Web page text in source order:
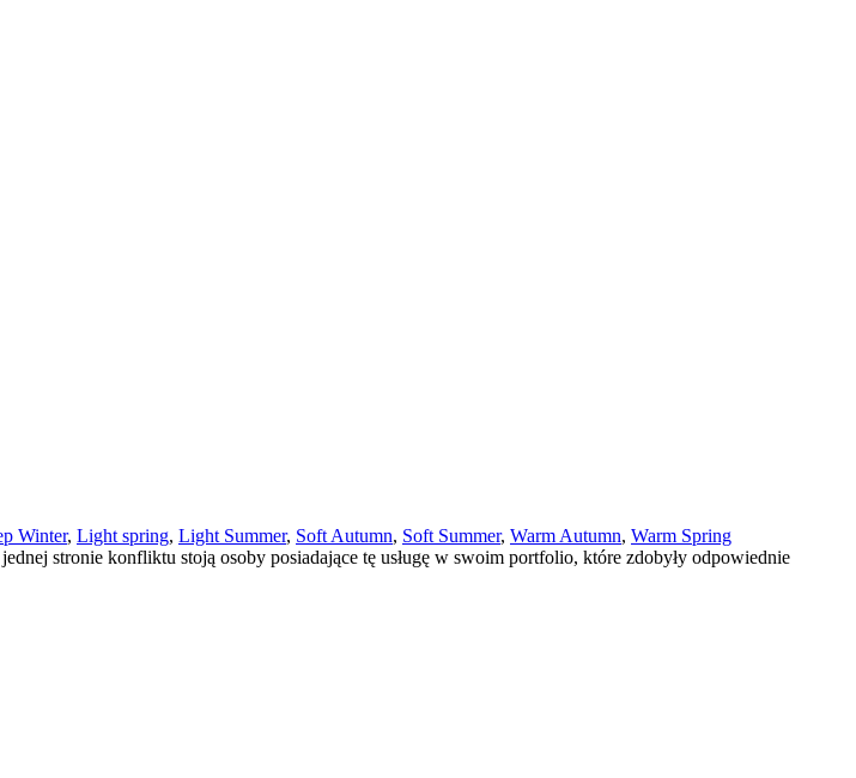
Winter, Light spring, Light Summer, Soft Autumn, Soft Summer, Warm Autumn, Warm Spring
stronie konfliktu stoją osoby posiadające tę usługę w swoim portfolio, które zdobyły odpowiednie